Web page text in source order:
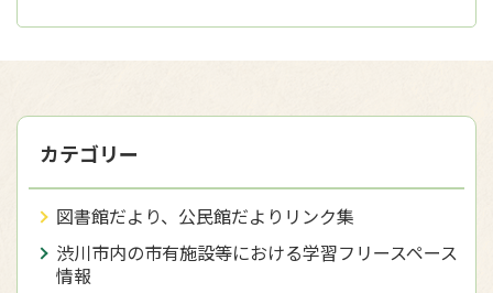
カテゴリー
図書館だより、公民館だよりリンク集
渋川市内の市有施設等における学習フリースペース
情報